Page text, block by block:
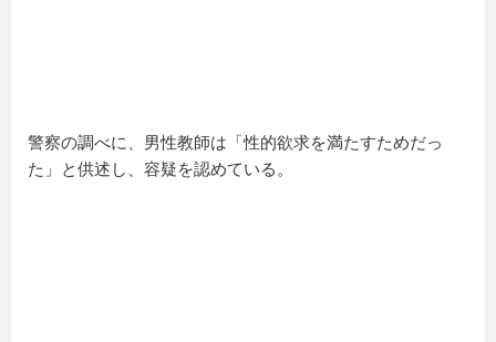
警察の調べに、男性教師は「性的欲求を満たすためだっ
た」と供述し、容疑を認めている。